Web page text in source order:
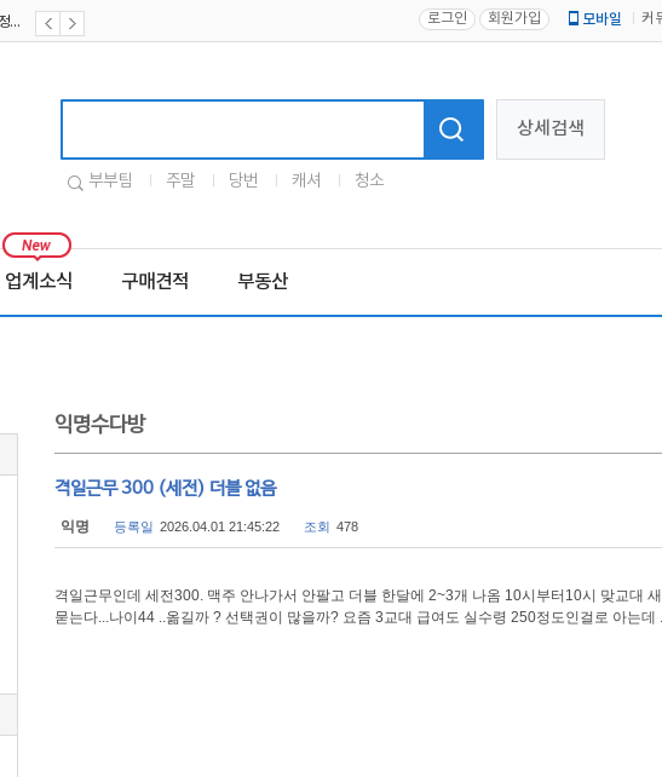
[공지] [호텔업] 개인정보 처리방침 개정본1 (19.09.02)
로그인 회원가입 모바일 커
상세검색
부부팀 주말 당번 캐셔 청소
업계소식 구매견적 부동산
익명수다방
격일근무 300 (세전) 더블 없음
익명 등록일 2026.04.01 21:45:22 조회 478
격일근무인데 세전300. 맥주 안나가서 안팔고 더블 한달에 2~3개 나옴 10시부터10시 맞교대
묻는다...나이44 ..옮길까 ? 선택권이 많을까? 요즘 3교대 급여도 실수령 250정도인걸로 아는데